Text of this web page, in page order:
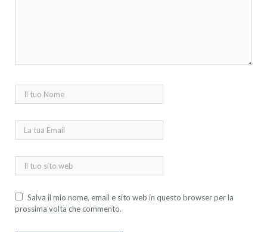
Salva il mio nome, email e sito web in questo browser per la
prossima volta che commento.